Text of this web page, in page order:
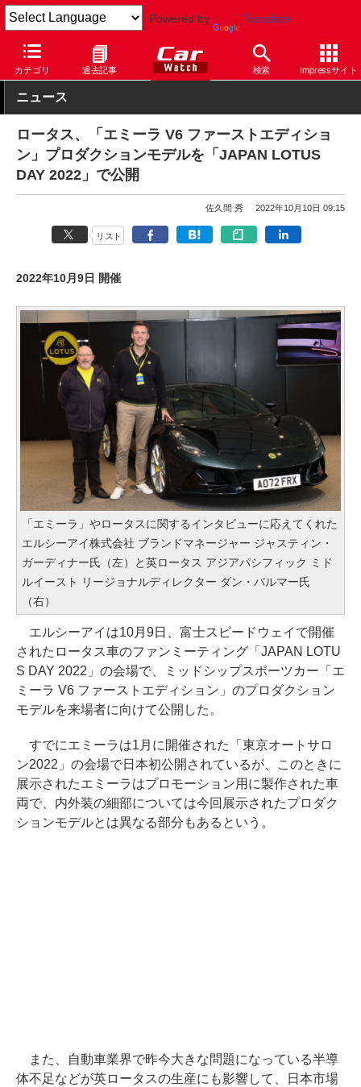
Powered by Translate
カテゴリ 過去記事 検索 Impressサイト
Car Watch 自動車 ロータス その他
ニュース
ロータス、「エミーラ V6 ファーストエディショ
ン」プロダクションモデルを「JAPAN LOTUS
DAY 2022」で公開
佐久間 秀 2022年10月10日 09:15
リスト
2022年10月9日 開催
「エミーラ」やロータスに関するインタビューに応えてくれた
エルシーアイ株式会社 ブランドマネージャー ジャスティン・
ガーディナー氏（左）と英ロータス アジアパシフィック ミド
ルイースト リージョナルディレクター ダン・バルマー氏
（右）
エルシーアイは10月9日、富士スピードウェイで開催
されたロータス車のファンミーティング「JAPAN LOTU
S DAY 2022」の会場で、ミッドシップスポーツカー「エ
ミーラ V6 ファーストエディション」のプロダクション
モデルを来場者に向けて公開した。
すでにエミーラは1月に開催された「東京オートサロ
ン2022」の会場で日本初公開されているが、このときに
展示されたエミーラはプロモーション用に製作された車
両で、内外装の細部については今回展示されたプロダク
ションモデルとは異なる部分もあるという。
また、自動車業界で昨今大きな問題になっている半導
体不足などが英ロータスの生産にも影響して、日本市場